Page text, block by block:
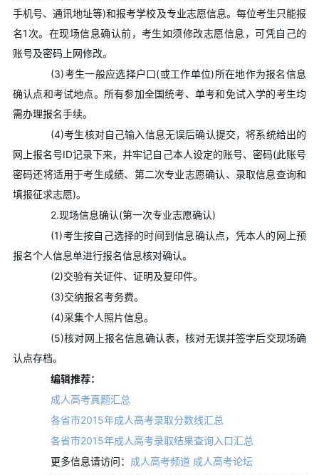
手机号、通讯地址等)和报考学校及专业志愿信息。每位考生只能报
名1次。在现场信息确认前，考生如须修改志愿信息，可凭自己的
账号及密码上网修改。
(3)考生一般应选择户口(或工作单位)所在地作为报名信息
确认点和考试地点。所有参加全国统考、单考和免试入学的考生均
需办理报名手续。
(4)考生核对自己输入信息无误后确认提交，将系统给出的
网上报名号ID记录下来，并牢记自己本人设定的账号、密码(此账号
密码还将适用于考生成绩、第二次专业志愿确认、录取信息查询和
填报征求志愿)。
2.现场信息确认(第一次专业志愿确认)
(1)考生按自己选择的时间到信息确认点，凭本人的网上预
报名个人信息单进行报名信息核对确认。
(2)交验有关证件、证明及复印件。
(3)交纳报名考务费。
(4)采集个人照片信息。
(5)核对网上报名信息确认表，核对无误并签字后交现场确
认点存档。
编辑推荐：
成人高考真题汇总
各省市2015年成人高考录取分数线汇总
各省市2015年成人高考录取结果查询入口汇总
更多信息请访问： 成人高考频道 成人高考论坛